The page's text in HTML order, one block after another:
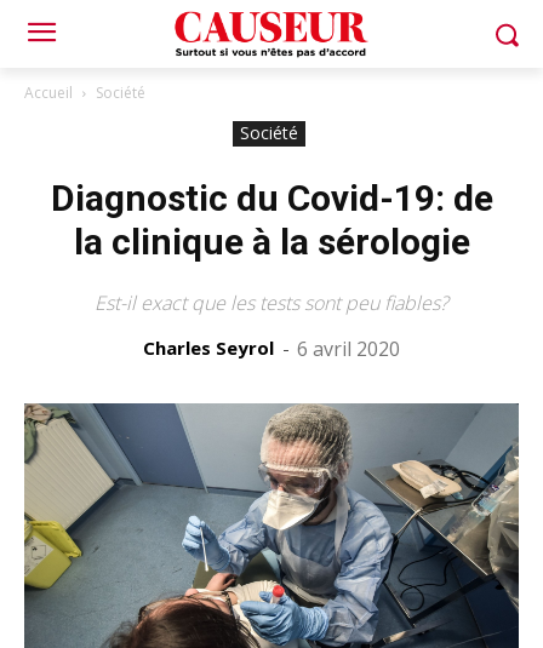
Accueil Société
Société
Diagnostic du Covid-19: de
la clinique à la sérologie
Est-il exact que les tests sont peu fiables?
Charles Seyrol - 6 avril 2020